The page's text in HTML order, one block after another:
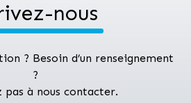
nous
? Besoin d’un renseignement
?
pas à nous contacter.